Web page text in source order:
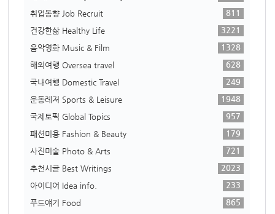
취업동향 Job Recruit
811
건강한삶 Healthy Life
3221
음악영화 Music & Film
1328
해외여행 Oversea travel
628
국내여행 Domestic Travel
249
운동레저 Sports & Leisure
1948
국제토픽 Global Topics
957
패션미용 Fashion & Beauty
179
사진미술 Photo & Arts
721
추천시글 Best Writings
2023
아이디어 Idea info.
233
푸드얘기 Food
865